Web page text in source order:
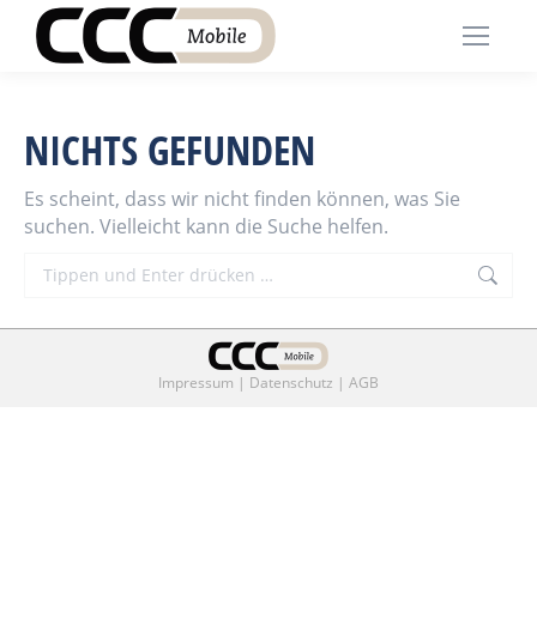
NICHTS GEFUNDEN
Es scheint, dass wir nicht finden können, was Sie
suchen. Vielleicht kann die Suche helfen.
Search:
Impressum | Datenschutz | AGB